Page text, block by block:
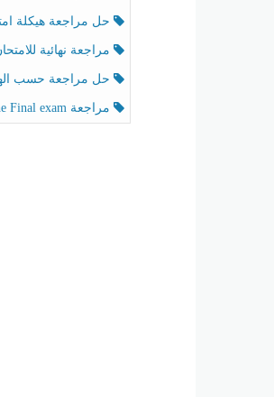
حل مراجعة هيكلة امتحان العلوم
مراجعة نهائية للامتحان العلوم
حل مراجعة حسب الهيكل الوزاري
مراجعة Preparation for the Final exam اللغة الإنجليزية الصف الرابع الفصل الثالث